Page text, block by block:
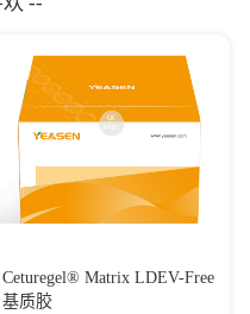
Ceturegel® Matrix LDEV-Free
基质胶